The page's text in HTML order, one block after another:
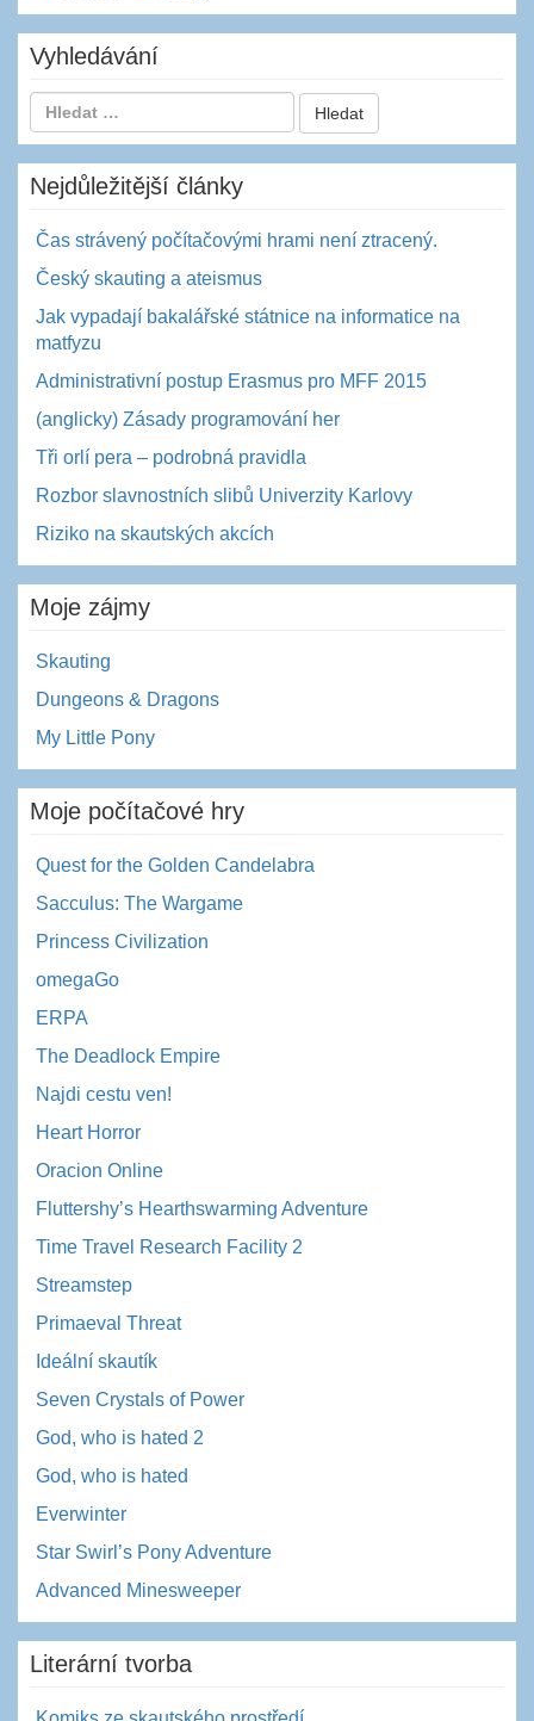
Vyhledávání
Nejdůležitější články
Čas strávený počítačovými hrami není ztracený.
Český skauting a ateismus
Jak vypadají bakalářské státnice na informatice na
matfyzu
Administrativní postup Erasmus pro MFF 2015
(anglicky) Zásady programování her
Tři orlí pera – podrobná pravidla
Rozbor slavnostních slibů Univerzity Karlovy
Riziko na skautských akcích
Moje zájmy
Skauting
Dungeons & Dragons
My Little Pony
Moje počítačové hry
Quest for the Golden Candelabra
Sacculus: The Wargame
Princess Civilization
omegaGo
ERPA
The Deadlock Empire
Najdi cestu ven!
Heart Horror
Oracion Online
Fluttershy’s Hearthswarming Adventure
Time Travel Research Facility 2
Streamstep
Primaeval Threat
Ideální skautík
Seven Crystals of Power
God, who is hated 2
God, who is hated
Everwinter
Star Swirl’s Pony Adventure
Advanced Minesweeper
Literární tvorba